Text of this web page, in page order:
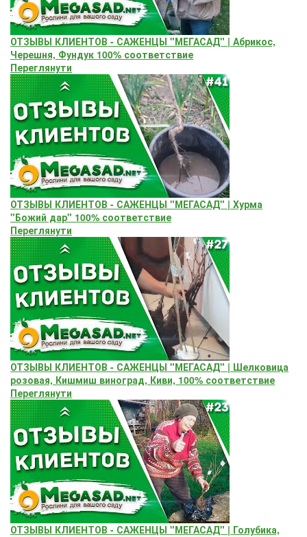
ОТЗЫВЫ КЛИЕНТОВ - САЖЕНЦЫ "МЕГАСАД" | Абрикос,
Черешня, Фундук 100% соответствие
Переглянути
ОТЗЫВЫ КЛИЕНТОВ - САЖЕНЦЫ "МЕГАСАД" | Хурма
"Божий дар" ​100% соответствие
Переглянути
ОТЗЫВЫ КЛИЕНТОВ - САЖЕНЦЫ "МЕГАСАД" | Шелковица
розовая, Кишмиш виноград, Киви, 100% соответствие
Переглянути
ОТЗЫВЫ КЛИЕНТОВ - САЖЕНЦЫ "МЕГАСАД" | Голубика,